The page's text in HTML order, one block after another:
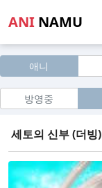
ANI NAMU
애니
방영중
세토의 신부 (더빙)